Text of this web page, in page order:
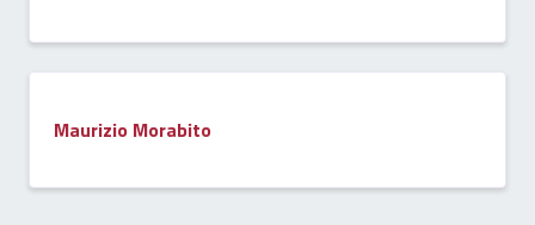
Maurizio Morabito